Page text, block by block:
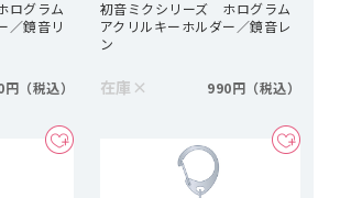
ログラム
／鏡音リ
円
初音ミクシリーズ ホログラム
アクリルキーホルダー／鏡音レ
ン
在庫 × 990円